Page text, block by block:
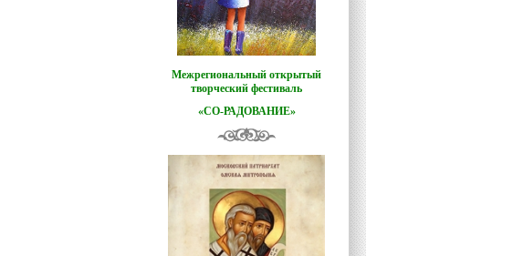
Межрегиональный открытый
творческий фестиваль
«СО-РАДОВАНИЕ»